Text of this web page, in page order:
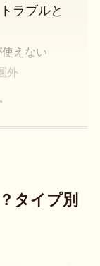
ラブルと
えない
外
タイプ別